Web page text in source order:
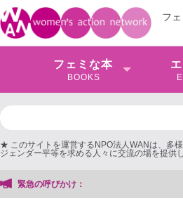
フ
フェミな本
BOOKS
★ このサイトを運営するNPO法人WANは、多
ジェンダー平等を求める人々に交流の場を提供し
緊急の呼びかけ： 【抗議文】2026年3月